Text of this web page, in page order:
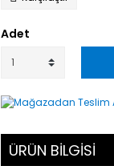
Adet
ÜRÜN BİLGİSİ